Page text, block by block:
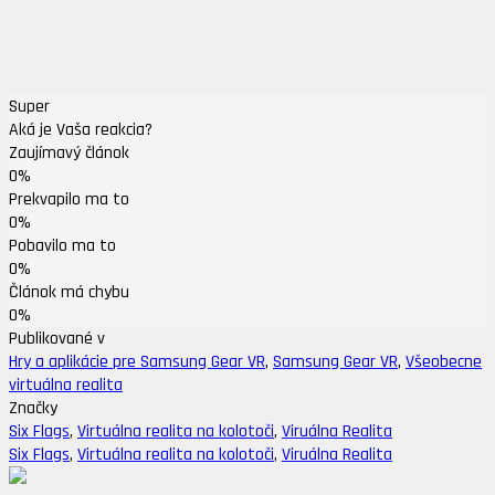
Super
Aká je Vaša reakcia?
Zaujímavý článok
0%
Prekvapilo ma to
0%
Pobavilo ma to
0%
Článok má chybu
0%
Publikované v
Hry a aplikácie pre Samsung Gear VR, Samsung Gear VR, Všeobecne
virtuálna realita
Značky
Six Flags, Virtuálna realita na kolotoči, Viruálna Realita
Six Flags, Virtuálna realita na kolotoči, Viruálna Realita